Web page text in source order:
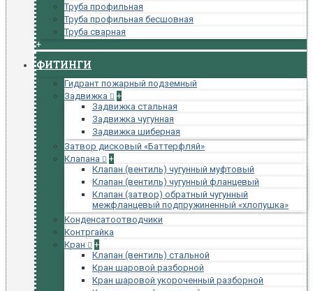
Труба профильная
Труба профильная бесшовная
Труба сварная
+
ФИТИНГИ
Гидрант пожарный подземный
Задвижка
+
Задвижка стальная
Задвижка чугунная
Задвижка шиберная
Затвор дисковый «Баттерфляй»
Клапана
+
Клапан (вентиль) чугунный муфтовый
Клапан (вентиль) чугунный фланцевый
Клапан (затвор) обратный чугунный
межфланцевый подпружиненный «хлопушка»
Конденсатоотводчики
Контргайка
Кран
+
Клапан (вентиль) стальной
Кран шаровой разборной
Кран шаровой укороченный разборной